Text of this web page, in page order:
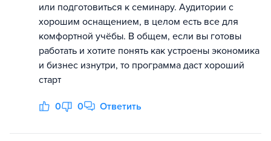
или подготовиться к семинару. Аудитории с
хорошим оснащением, в целом есть все для
комфортной учёбы. В общем, если вы готовы
работать и хотите понять как устроены экономика
и бизнес изнутри, то программа даст хороший
старт
0 0 Ответить